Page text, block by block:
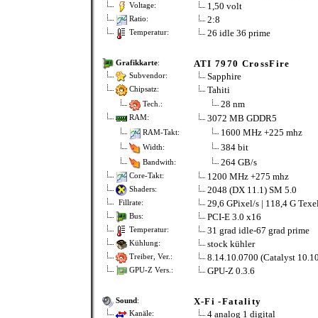
Voltage: 1,50 volt
Ratio: 2:8
Temperatur: 26 idle 36 prime
Grafikkarte: ATI 7970 CrossFire
Subvendor: Sapphire
Chipsatz: Tahiti
Tech.: 28 nm
RAM: 3072 MB GDDR5
RAM-Takt: 1600 MHz +225 mhz
Width: 384 bit
Bandwith: 264 GB/s
Core-Takt: 1200 MHz +275 mhz
Shaders: 2048 (DX 11.1) SM 5.0
Fillrate: 29,6 GPixel/s | 118,4 G
Bus: PCI-E 3.0 x16
Temperatur: 31 grad idle-67 grad prime
Kühlung: stock kühler
Treiber, Ver.: 8.14.10.0700 (Catalyst
GPU-Z Vers.: GPU-Z 0.3.6
Sound: X-Fi -Fatality
Kanäle: 4 analog 1 digital